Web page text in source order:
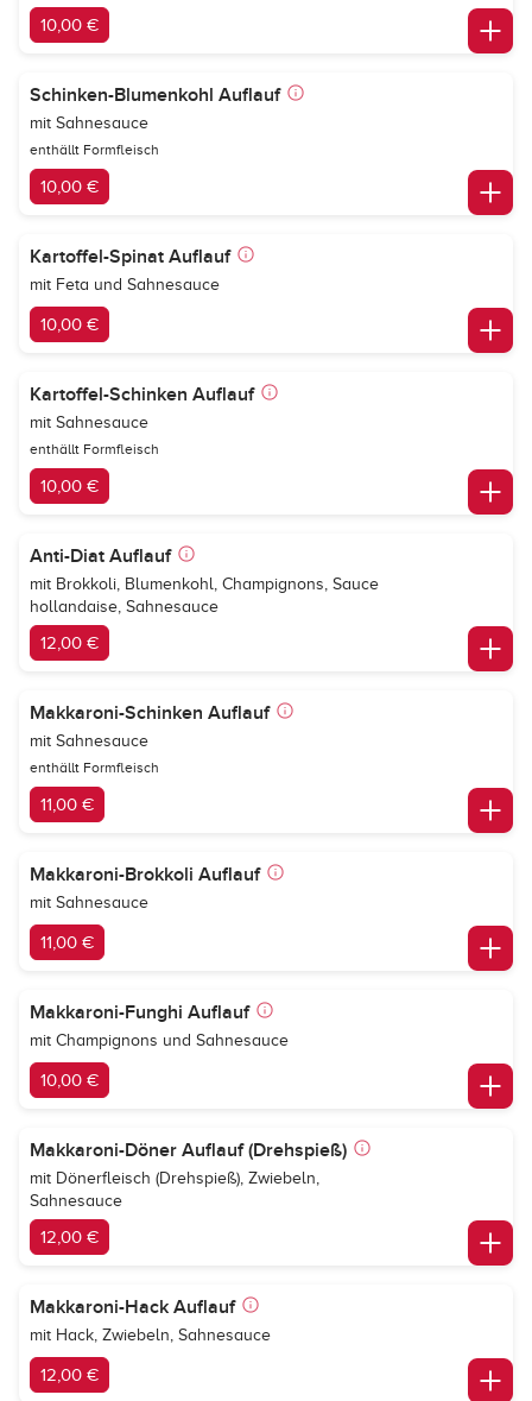
10,00 €
Schinken-Blumenkohl Auflauf
mit Sahnesauce
enthällt Formfleisch
10,00 €
Kartoffel-Spinat Auflauf
mit Feta und Sahnesauce
10,00 €
Kartoffel-Schinken Auflauf
mit Sahnesauce
enthällt Formfleisch
10,00 €
Anti-Diat Auflauf
mit Brokkoli, Blumenkohl, Champignons, Sauce
hollandaise, Sahnesauce
12,00 €
Makkaroni-Schinken Auflauf
mit Sahnesauce
enthällt Formfleisch
11,00 €
Makkaroni-Brokkoli Auflauf
mit Sahnesauce
11,00 €
Makkaroni-Funghi Auflauf
mit Champignons und Sahnesauce
10,00 €
Makkaroni-Döner Auflauf (Drehspieß)
mit Dönerfleisch (Drehspieß), Zwiebeln,
Sahnesauce
12,00 €
Makkaroni-Hack Auflauf
mit Hack, Zwiebeln, Sahnesauce
12,00 €